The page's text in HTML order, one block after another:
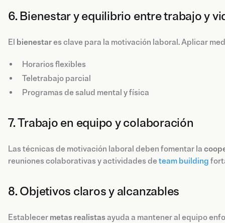
6. Bienestar y equilibrio entre trabajo y
El bienestares clave para la motivación laboral. Aplicar
Horarios flexibles
Teletrabajo parcial
Programas de salud mental y física
7. Trabajo en equipo y colaboración
Las técnicas de motivación laboral deben fomentar la
reuniones colaborativas y actividades deteam building
8. Objetivos claros y alcanzables
Establecer metas realistasayuda a mantener al equipo